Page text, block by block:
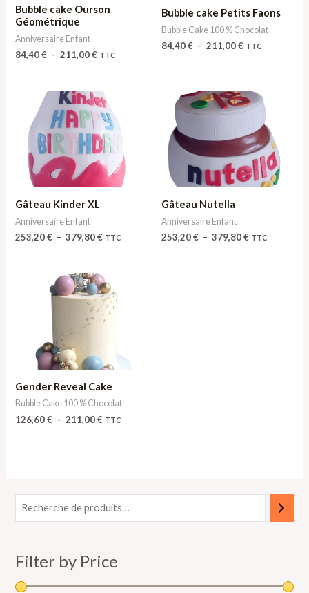
Bubble cake Ourson
Géométrique
Anniversaire Enfant
84,40€ – 211,00€ TTC
Bubble cake Petits Faons
Bubble Cake 100 % Chocolat
84,40€ – 211,00€ TTC
Gâteau Kinder XL
Anniversaire Enfant
253,20€ – 379,80€
Plage
de
prix :
253,20 €
à
379,80 €
TTC
Gâteau Nutella
Anniversaire Enfant
253,20€ – 379,80€
Plage
de
prix :
253,20 €
à
379,80 €
TTC
Gender Reveal Cake
Bubble Cake 100 % Chocolat
126,60€ – 211,00€
Plage
de
prix :
126,60 €
à
TTC
Filter by Price
r
m
r
m